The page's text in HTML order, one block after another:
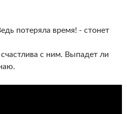
потеряла время! - стонет
с ним. Выпадет ли